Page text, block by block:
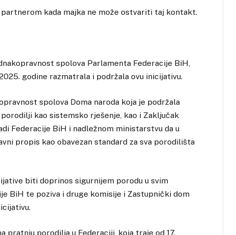
kada majka ne može ostvariti taj kontakt.
spolova Parlamenta Federacije BiH,
godine razmatrala i podržala ovu inicijativu.
spolova Doma naroda koja je podržala
kao sistemsko rješenje, kao i Zaključak
Federacije BiH i nadležnom ministarstvu da u
propis kao obavezan standard za sva porodilišta
biti doprinos sigurnijem porodu u svim
BiH te poziva i druge komisije i Zastupnički dom
pratnju porodilja u Federaciji, koja traje od 17.